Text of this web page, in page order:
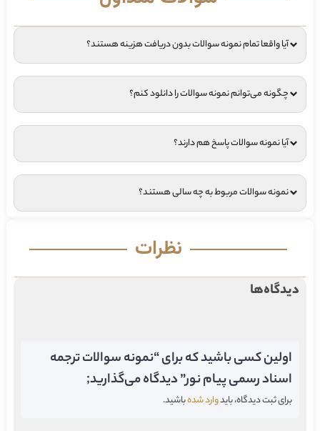
آیا واقعا تمام نمونه سوالات بدون دریافت هزینه هستند؟
چگونه می‌توانم نمونه سوالات را دانلود کنم؟
آیا نمونه سوالات پاسخ هم دارند؟
نمونه سوالات مربوط به چه سالی هستند؟
نظرات
دیدگاه‌ها
اولین کسی باشید که برای “نمونه سوالات ترجمه
اسناد رسمی پیام نور” دیدگاه می‌گذارید;
برای ثبت دیدگاه، بایدوارد شدهباشید.